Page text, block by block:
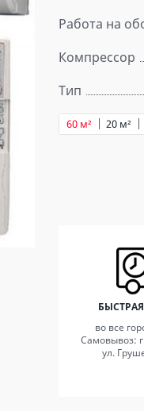
Работа на
Компрессор
Тип
20 м²
60 м²
во все
Самовывоз:
ул.